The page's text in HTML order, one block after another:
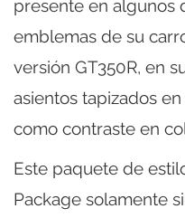
presente en algunos
emblemas de su
versión GT350R, en
asientos tapizados
como contraste en
Este paquete de
Package solamente